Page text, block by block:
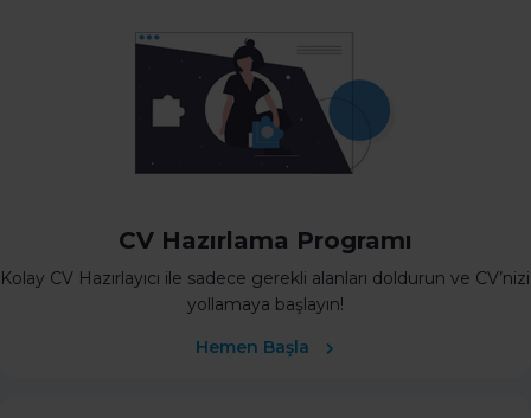
CV Hazırlama Programı
Kolay CV Hazırlayıcı ile sadece gerekli alanları doldurun ve CV’nizi
yollamaya başlayın!
Hemen Başla